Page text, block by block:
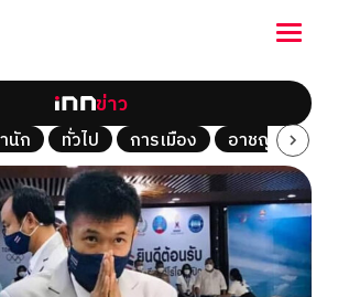
ข่าว
นัก ทั่วไป การเมือง อาชญากรรม